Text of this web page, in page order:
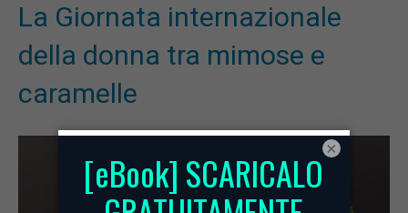
La Giornata internazionale
della donna tra mimose e
caramelle
×